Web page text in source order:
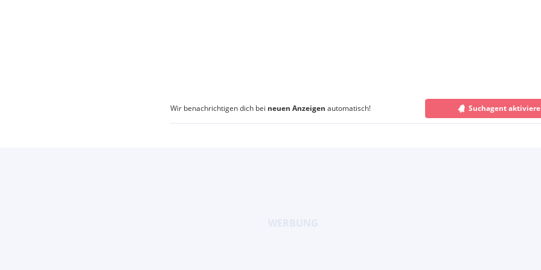
Wir benachrichtigen dich bei neuen Anzeigen automatisch! Suchagent